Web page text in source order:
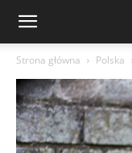
Strona główna Polska